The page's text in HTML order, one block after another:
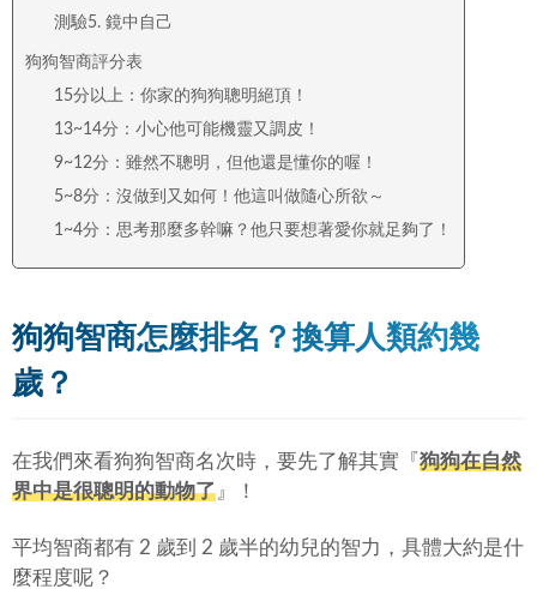
測驗5. 鏡中自己
狗狗智商評分表
15分以上：你家的狗狗聰明絕頂！
13~14分：小心他可能機靈又調皮！
9~12分：雖然不聰明，但他還是懂你的喔！
5~8分：沒做到又如何！他這叫做隨心所欲～
1~4分：思考那麼多幹嘛？他只要想著愛你就足夠了！
狗狗智商怎麼排名？換算人類約幾
歲？
在我們來看狗狗智商名次時，要先了解其實『 狗狗在自然
界中是很聰明的動物了 』！
平均智商都有 2 歲到 2 歲半的幼兒的智力，具體大約是什
麼程度呢？